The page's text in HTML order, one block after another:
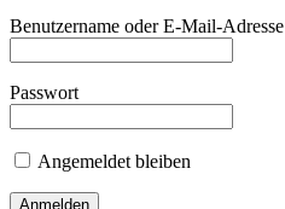
Benutzername oder E-Mail-Adresse
Passwort
Angemeldet bleiben